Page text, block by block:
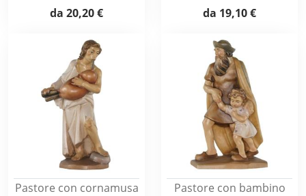
da 20,20 €
da 19,10 €
Pastore con cornamusa
Pastore con bambino